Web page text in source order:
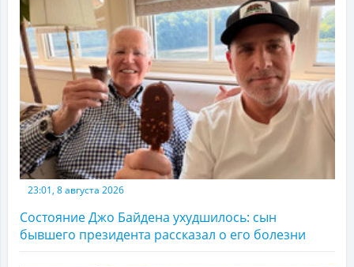
23:01, 8 августа 2026
Состояние Джо Байдена ухудшилось: сын
бывшего президента рассказал о его болезни